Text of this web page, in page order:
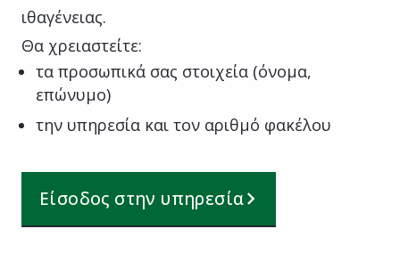
ιθαγένειας.
Θα χρειαστείτε:
τα προσωπικά σας στοιχεία (όνομα,
επώνυμο)
την υπηρεσία και τον αριθμό φακέλου
Είσοδος στην υπηρεσία